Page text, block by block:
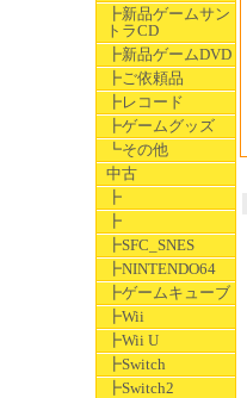
┣新品ゲームサン
トラCD
┣新品ゲームDVD
┣ご依頼品
┣レコード
┣ゲームグッズ
┗その他
中古
┣
┣
┣SFC_SNES
┣NINTENDO64
┣ゲームキューブ
┣Wii
┣Wii U
┣Switch
┣Switch2